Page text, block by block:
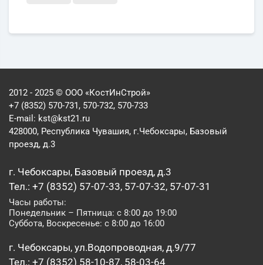
2012 - 2025 © ООО «КостИнСтрой»
+7 (8352) 570-731, 570-732, 570-733
E-mail: kst@kst21.ru
428000, Республика Чувашия, г.Чебоксары, Базовый
проезд, д.3
г. Чебоксары, Базовый проезд, д.3
Тел.: +7 (8352) 57-07-33, 57-07-32, 57-07-31
Часы работы:
Понедельник – Пятница: с 8:00 до 19:00
Суббота, Воскресенье: с 8:00 до 16:00
г. Чебоксары, ул.Водопроводная, д.9/77
Тел.: +7 (8352) 58-10-87, 58-03-64